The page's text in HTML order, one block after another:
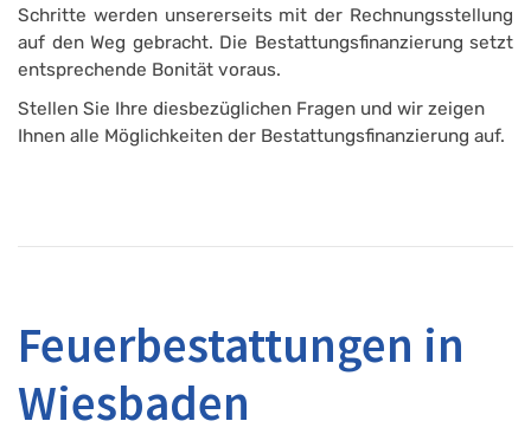
Schritte werden unsererseits mit der Rechnungsstellung
auf den Weg gebracht. Die Bestattungsfinanzierung setzt
entsprechende Bonität voraus.
Stellen Sie Ihre diesbezüglichen Fragen und wir zeigen
Ihnen alle Möglichkeiten der Bestattungsfinanzierung auf.
Feuerbestattungen in
Wiesbaden